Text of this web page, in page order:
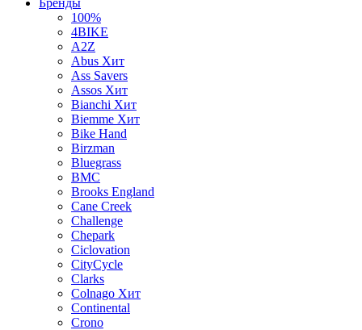
Бренды
100%
4BIKE
A2Z
Abus Хит
Ass Savers
Assos Хит
Bianchi Хит
Biemme Хит
Bike Hand
Birzman
Bluegrass
BMC
Brooks England
Cane Creek
Challenge
Chepark
Ciclovation
CityCycle
Clarks
Colnago Хит
Continental
Crono